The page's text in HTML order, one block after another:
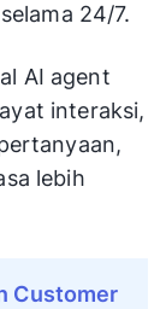
24/7.
AI agent
interaksi,
lebih
Customer